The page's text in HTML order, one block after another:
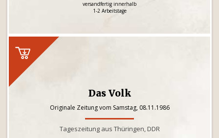
versandfertig innerhalb
1-2 Arbeitstage
Das Volk
Originale Zeitung vom Samstag, 08.11.1986
Tageszeitung aus Thüringen, DDR